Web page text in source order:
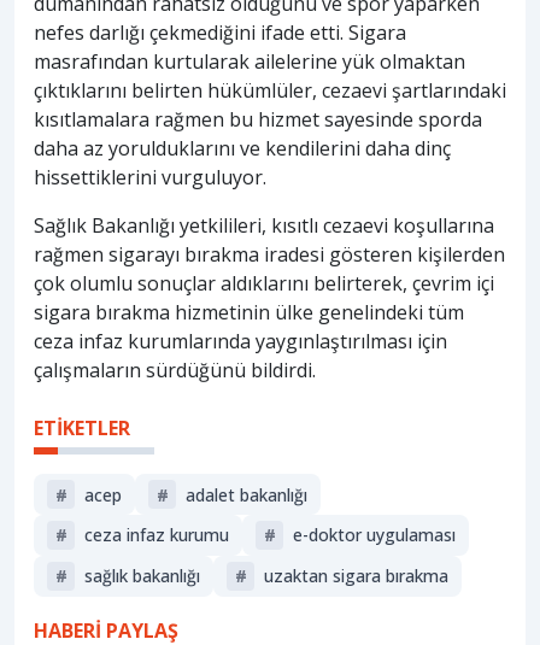
nefes darlığı çekmediğini ifade etti. Sigara
masrafından kurtularak ailelerine yük olmaktan
çıktıklarını belirten hükümlüler, cezaevi şartlarındaki
kısıtlamalara rağmen bu hizmet sayesinde sporda
daha az yorulduklarını ve kendilerini daha dinç
hissettiklerini vurguluyor.
Sağlık Bakanlığı yetkilileri, kısıtlı cezaevi koşullarına
rağmen sigarayı bırakma iradesi gösteren kişilerden
çok olumlu sonuçlar aldıklarını belirterek, çevrim içi
sigara bırakma hizmetinin ülke genelindeki tüm
ceza infaz kurumlarında yaygınlaştırılması için
çalışmaların sürdüğünü bildirdi.
ETİKETLER
# acep #
adalet bakanlığı
#
ceza infaz kurumu #
e-doktor uygulaması
#
sağlik bakanliği # uzaktan sigara bırakma
HABERİ PAYLAŞ